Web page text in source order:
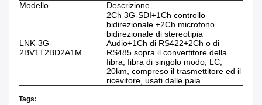
Modello
Descrizione
LNK-3G-
2BV1T2BD2A1M
2Ch 3G-SDI+1Ch controllo
bidirezionale +2Ch microfono
bidirezionale di stereotipia
Audio+1Ch di RS422+2Ch o di
RS485 sopra il convertitore della
fibra, fibra di singolo modo, LC,
20km, compreso il trasmettitore ed il
ricevitore, usati dalle paia
Tags: